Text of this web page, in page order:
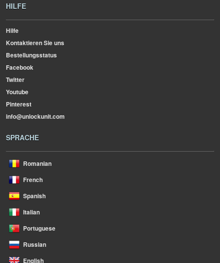
HILFE
Hilfe
Kontaktieren Sie uns
Bestellungsstatus
Facebook
Twitter
Youtube
Pinterest
info@unlockunit.com
SPRACHE
Romanian
French
Spanish
Italian
Portuguese
Russian
English